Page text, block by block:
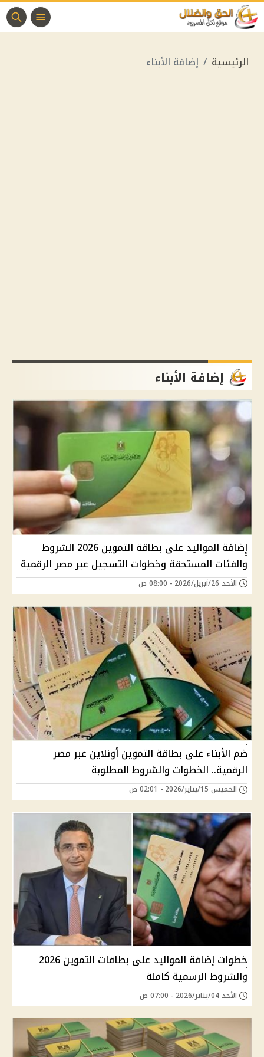
الرئيسية إضافة الأبناء
إضافة الأبناء
إضافة المواليد على بطاقة التموين 2026 الشروط
والفئات المستحقة وخطوات التسجيل عبر مصر الرقمية
الأحد 26/أبريل/2026 - 08:00 ص
ضم الأبناء على بطاقة التموين أونلاين عبر مصر
الرقمية.. الخطوات والشروط المطلوبة
الخميس 15/يناير/2026 - 02:01 ص
خطوات إضافة المواليد على بطاقات التموين 2026
والشروط الرسمية كاملة
الأحد 04/يناير/2026 - 07:00 ص